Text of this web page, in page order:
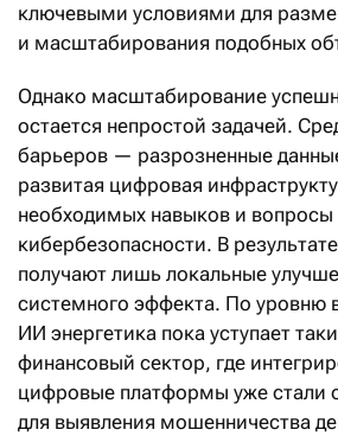
ключевыми условиями для
и масштабирования подобных
Однако масштабирование
остается непростой задачей.
барьеров — разрозненные
развитая цифровая
необходимых навыков и вопросы
кибербезопасности. В
получают лишь локальные
системного эффекта. По уровню
ИИ энергетика пока уступает
финансовый сектор, где
цифровые платформы уже стали
для выявления мошенничества